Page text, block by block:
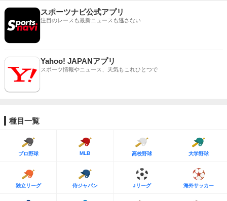
スポーツナビ公式アプリ
注目のレースも最新ニュースも逃さない
Yahoo! JAPANアプリ
スポーツ情報やニュース、天気もこれひとつで
種目一覧
プロ野球 MLB 高校野球 大学野球
独立リーグ 侍ジャパン Jリーグ 海外サッカー